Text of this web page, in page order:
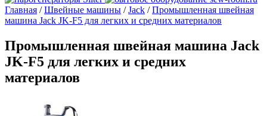
Главная /Швейные машины /Jack /Промышленная швейная
машина Jack JK-F5 для легких и средних материалов
Промышленная швейная машина Jack
JK-F5 для легких и средних
материалов